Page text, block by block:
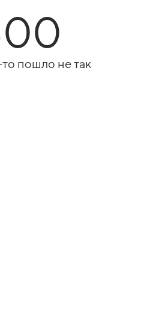
пошло не так